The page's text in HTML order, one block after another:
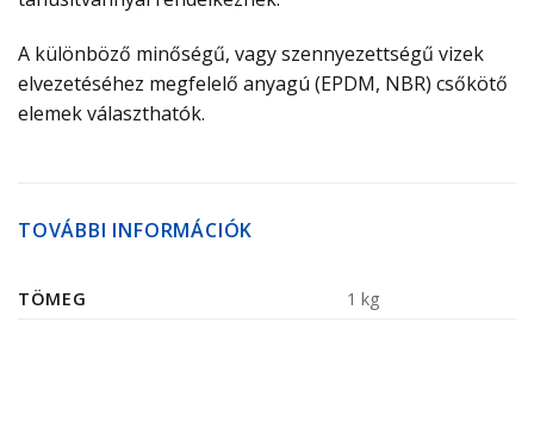
A különböző minőségű, vagy szennyezettségű vizek
elvezetéséhez megfelelő anyagú (EPDM, NBR) csőkötő
elemek választhatók.
TOVÁBBI INFORMÁCIÓK
TÖMEG 1 kg